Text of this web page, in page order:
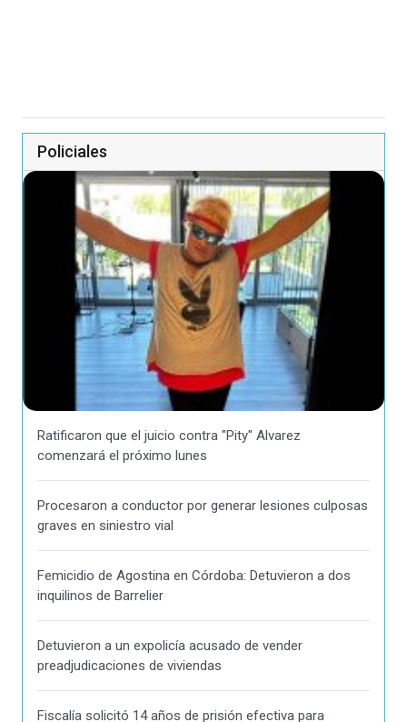
Policiales
Ratificaron que el juicio contra "Pity" Alvarez
comenzará el próximo lunes
Procesaron a conductor por generar lesiones culposas
graves en siniestro vial
Femicidio de Agostina en Córdoba: Detuvieron a dos
inquilinos de Barrelier
Detuvieron a un expolicía acusado de vender
preadjudicaciones de viviendas
Fiscalía solicitó 14 años de prisión efectiva para